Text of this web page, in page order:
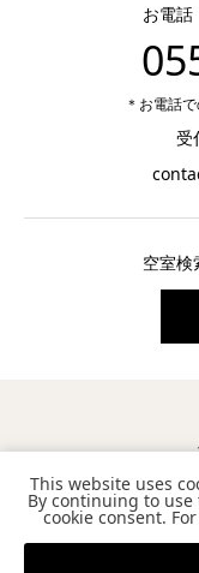
お電話
＊お電話
受
空室検
This website uses
By continuing to
cookie consent.